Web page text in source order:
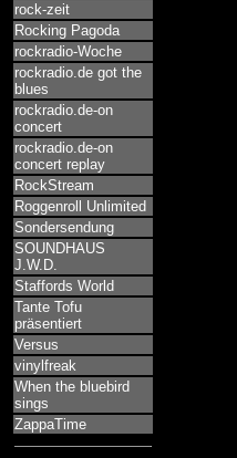
rock-zeit
Rocking Pagoda
rockradio-Woche
rockradio.de got the
blues
rockradio.de-on
concert
rockradio.de-on
concert replay
RockStream
Roggenroll Unlimited
Sondersendung
SOUNDHAUS
J.W.D.
Staffords World
Tante Tofu
präsentiert
Versus
vinylfreak
When the bluebird
sings
ZappaTime